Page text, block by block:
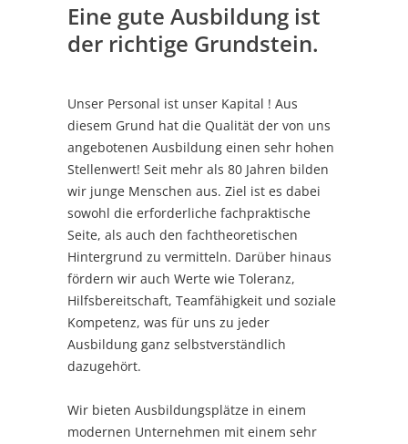
Eine gute Ausbildung ist
der richtige Grundstein.
Unser Personal ist unser Kapital ! Aus
diesem Grund hat die Qualität der von uns
angebotenen Ausbildung einen sehr hohen
Stellenwert! Seit mehr als 80 Jahren bilden
wir junge Menschen aus. Ziel ist es dabei
sowohl die erforderliche fachpraktische
Seite, als auch den fachtheoretischen
Hintergrund zu vermitteln. Darüber hinaus
fördern wir auch Werte wie Toleranz,
Hilfsbereitschaft, Teamfähigkeit und soziale
Kompetenz, was für uns zu jeder
Ausbildung ganz selbstverständlich
dazugehört.
Wir bieten Ausbildungsplätze in einem
modernen Unternehmen mit einem sehr